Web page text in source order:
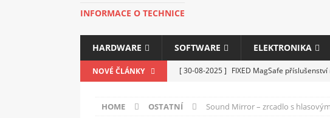
INFORMACE O TECHNICE
HARDWARE SOFTWARE ELEKTRONIKA
NOVÉ ČLÁNKY [ 30-08-2025 ] FIXED MagSafe
[ 14-05-2025 ] Genius na veletrhu
HOME OSTATNÍ Sound Mirror – zrcadlo s